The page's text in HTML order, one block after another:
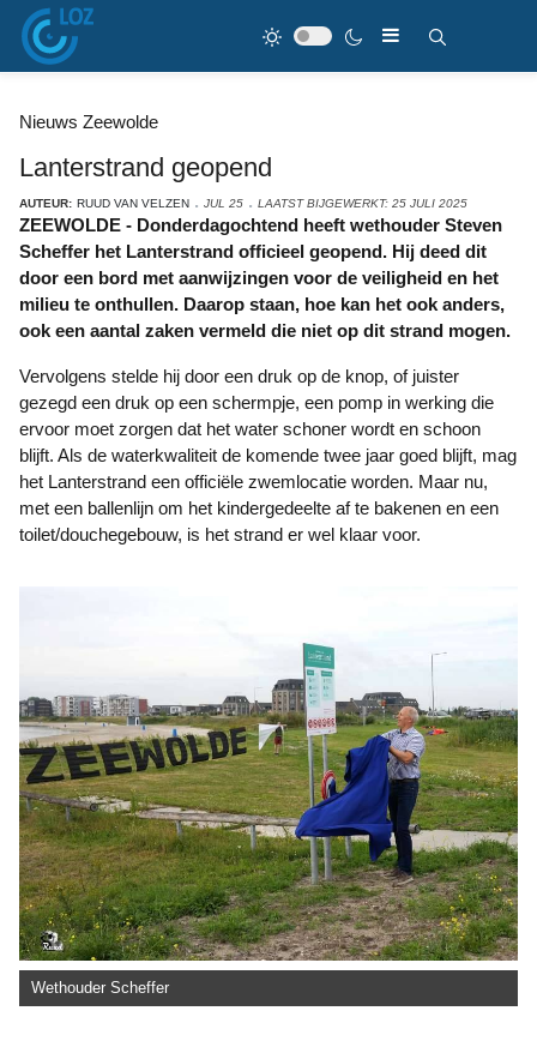
Nieuws Zeewolde
Lanterstrand geopend
AUTEUR: RUUD VAN VELZEN JUL 25 LAATST BIJGEWERKT: 25 JULI 2025
ZEEWOLDE - Donderdagochtend heeft wethouder Steven
Scheffer het Lanterstrand officieel geopend. Hij deed dit
door een bord met aanwijzingen voor de veiligheid en het
milieu te onthullen. Daarop staan, hoe kan het ook anders,
ook een aantal zaken vermeld die niet op dit strand mogen.
Vervolgens stelde hij door een druk op de knop, of juister
gezegd een druk op een schermpje, een pomp in werking die
ervoor moet zorgen dat het water schoner wordt en schoon
blijft. Als de waterkwaliteit de komende twee jaar goed blijft, mag
het Lanterstrand een officiële zwemlocatie worden. Maar nu,
met een ballenlijn om het kindergedeelte af te bakenen en een
toilet/douchegebouw, is het strand er wel klaar voor.
Wethouder Scheffer